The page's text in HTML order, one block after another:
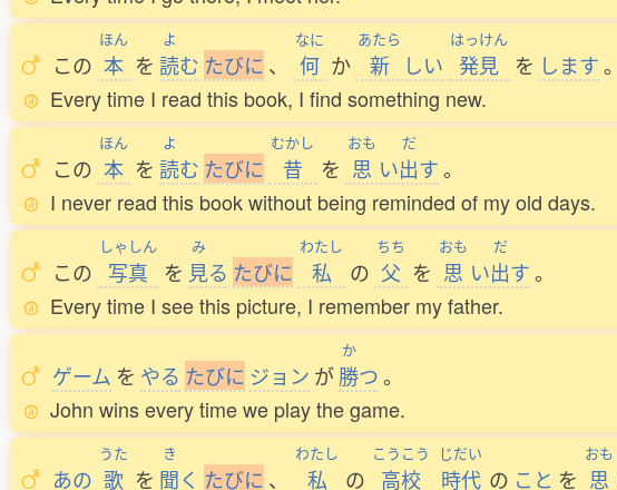
この
ほん
本 を
よ
読む たびに 、
なに
何 か
あたら
新 しい
はっけん
発見 を します。
Every time I read this book, I find something new.
この
ほん
本 を
よ
読む たびに
むかし
昔 を
おも
思 い
だ
出す。
I never read this book without being reminded of my old days.
この
しゃしん
写真 を
み
見る たびに
わたし
私 の
ちち
父 を
おも
思 い
だ
出す。
Every time I see this picture, I remember my father.
ゲーム を やる たびに ジョン が
か
勝つ。
John wins every time we play the game.
あの
うた
歌 を
き
聞く たびに 、
わたし
私 の
こうこう
高校
じだい
時代 の こと を
おも
思